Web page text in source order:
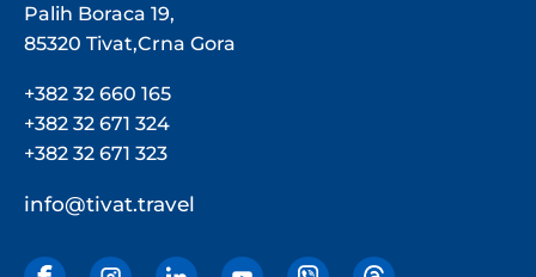
Palih Boraca 19,
85320 Tivat,Crna Gora
+382 32 660 165
+382 32 671 324
+382 32 671 323
info@tivat.travel